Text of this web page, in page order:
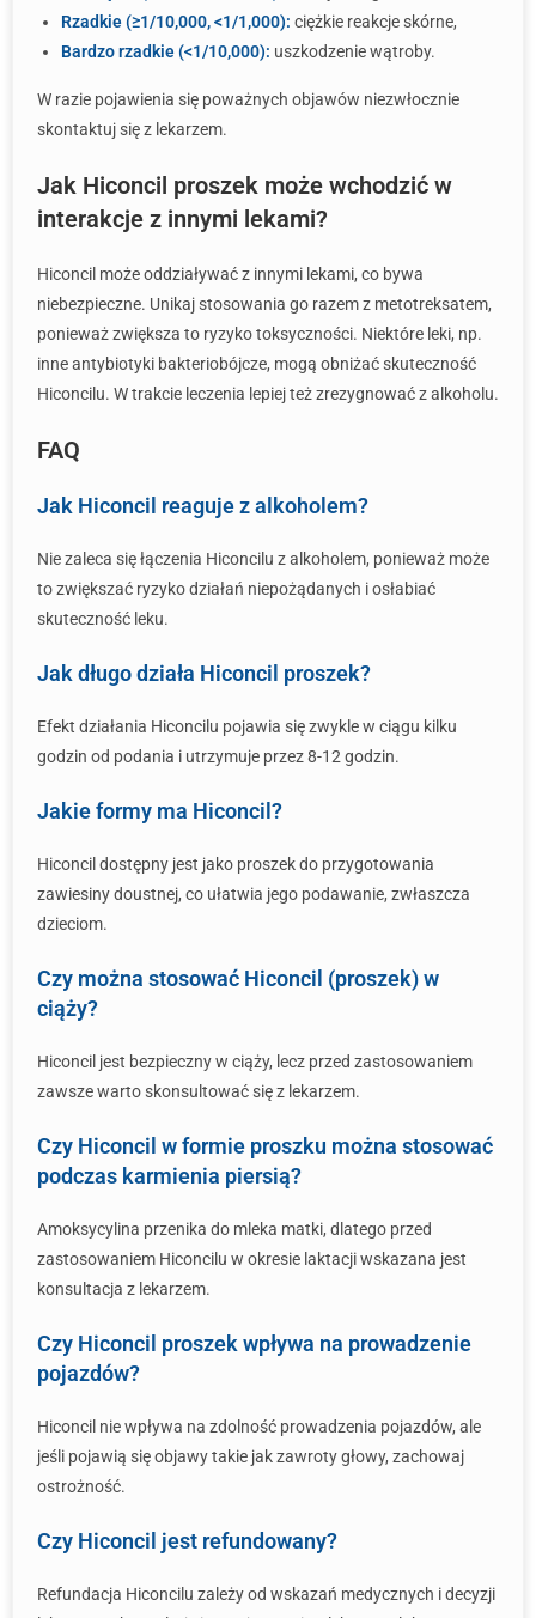
Rzadkie (≥1/10,000, <1/1,000): ciężkie reakcje skórne,
Bardzo rzadkie (<1/10,000): uszkodzenie wątroby.
W razie pojawienia się poważnych objawów niezwłocznie
skontaktuj się z lekarzem.
Jak Hiconcil proszek może wchodzić w
interakcje z innymi lekami?
Hiconcil może oddziaływać z innymi lekami, co bywa
niebezpieczne. Unikaj stosowania go razem z metotreksatem,
ponieważ zwiększa to ryzyko toksyczności. Niektóre leki, np.
inne antybiotyki bakteriobójcze, mogą obniżać skuteczność
Hiconcilu. W trakcie leczenia lepiej też zrezygnować z alkoholu.
FAQ
Jak Hiconcil reaguje z alkoholem?
Nie zaleca się łączenia Hiconcilu z alkoholem, ponieważ może
to zwiększać ryzyko działań niepożądanych i osłabiać
skuteczność leku.
Jak długo działa Hiconcil proszek?
Efekt działania Hiconcilu pojawia się zwykle w ciągu kilku
godzin od podania i utrzymuje przez 8-12 godzin.
Jakie formy ma Hiconcil?
Hiconcil dostępny jest jako proszek do przygotowania
zawiesiny doustnej, co ułatwia jego podawanie, zwłaszcza
dzieciom.
Czy można stosować Hiconcil (proszek) w
ciąży?
Hiconcil jest bezpieczny w ciąży, lecz przed zastosowaniem
zawsze warto skonsultować się z lekarzem.
Czy Hiconcil w formie proszku można stosować
podczas karmienia piersią?
Amoksycylina przenika do mleka matki, dlatego przed
zastosowaniem Hiconcilu w okresie laktacji wskazana jest
konsultacja z lekarzem.
Czy Hiconcil proszek wpływa na prowadzenie
pojazdów?
Hiconcil nie wpływa na zdolność prowadzenia pojazdów, ale
jeśli pojawią się objawy takie jak zawroty głowy, zachowaj
ostrożność.
Czy Hiconcil jest refundowany?
Refundacja Hiconcilu zależy od wskazań medycznych i decyzji